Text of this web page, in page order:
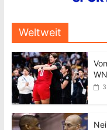
Weltweit